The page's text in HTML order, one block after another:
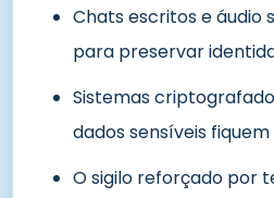
Chats escritos e áudio
para preservar
Sistemas
dados sensíveis
O sigilo reforçado por